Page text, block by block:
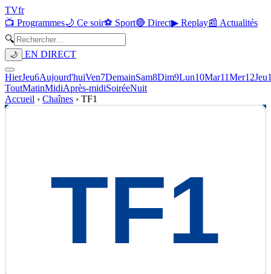
TVfr
📺 Programmes🌙 Ce soir⚽ Sport🔴 Direct▶ Replay📰 Actualités
🔍
🌙 EN DIRECT
HierJeu6Aujourd'huiVen7DemainSam8Dim9Lun10Mar11Mer12Jeu
ToutMatinMidiAprès-midiSoiréeNuit
Accueil › Chaînes › TF1